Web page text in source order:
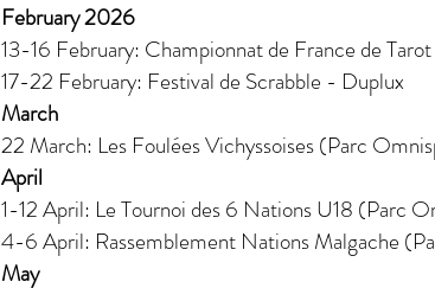
February 2026
13-16 February: Championnat de France de
17-22 February: Festival de Scrabble - Duplux
March
22 March: Les Foulées Vichyssoises (Parc
April
1-12 April: Le Tournoi des 6 Nations U18 (Parc
4-6 April: Rassemblement Nations Malgache
May